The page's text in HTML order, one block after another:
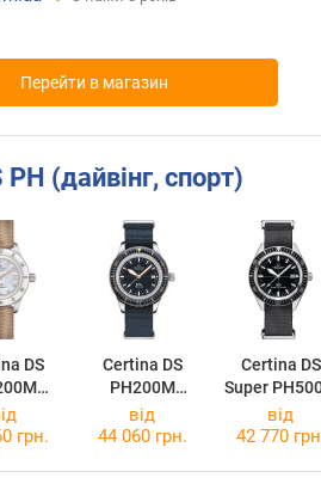
Перейти в магазин
(дайвінг, спорт)
DS
Certina DS
PH200M
C036.407.18.0
40.00
Certina DS
Super
50.00
грн.
від
44 060 грн.
від
42 770